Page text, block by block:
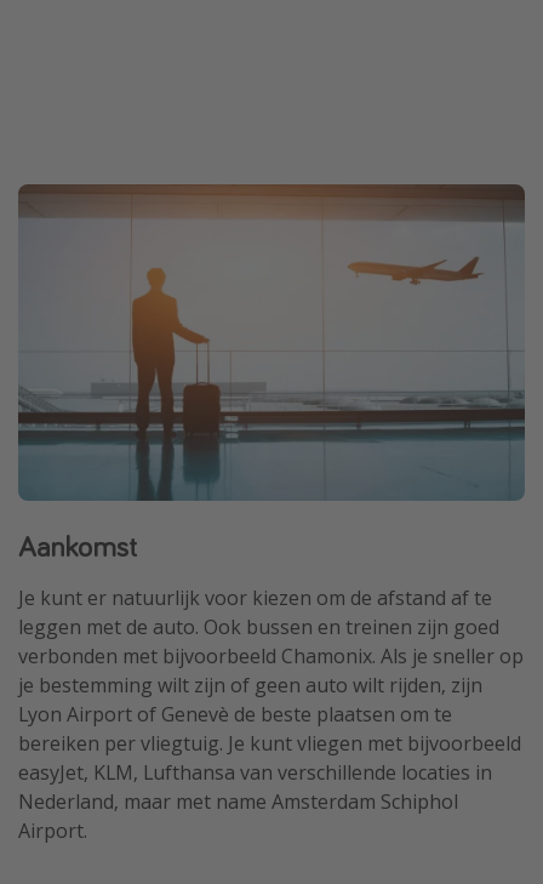
Aankomst
Je kunt er natuurlijk voor kiezen om de afstand af te
leggen met de auto. Ook bussen en treinen zijn goed
verbonden met bijvoorbeeld Chamonix. Als je sneller op
je bestemming wilt zijn of geen auto wilt rijden, zijn
Lyon Airport of Genevè de beste plaatsen om te
bereiken per vliegtuig. Je kunt vliegen met bijvoorbeeld
easyJet, KLM, Lufthansa van verschillende locaties in
Nederland, maar met name Amsterdam Schiphol
Airport.